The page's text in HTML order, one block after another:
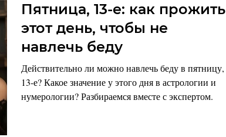
Пятница, 13-е: как прожить
этот день, чтобы не
навлечь беду
Действительно ли можно навлечь беду в пятницу,
13-е? Какое значение у этого дня в астрологии и
нумерологии? Разбираемся вместе с экспертом.